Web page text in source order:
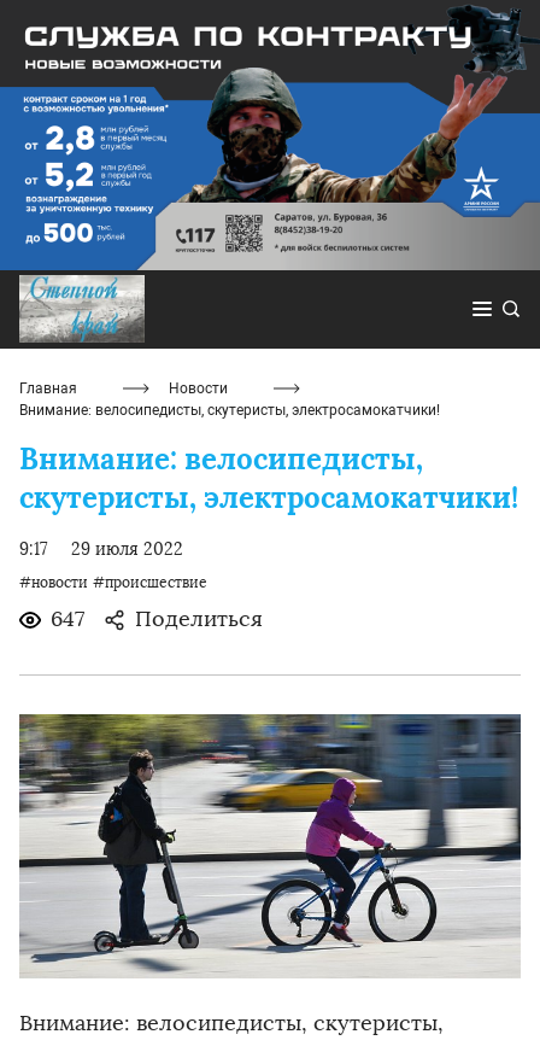
Главная
Новости
Внимание: велосипедисты, скутеристы, электросамокатчики!
Внимание: велосипедисты,
скутеристы, электросамокатчики!
9:17 29 июля 2022
#новости #происшествие
647 Поделиться
Внимание: велосипедисты, скутеристы,